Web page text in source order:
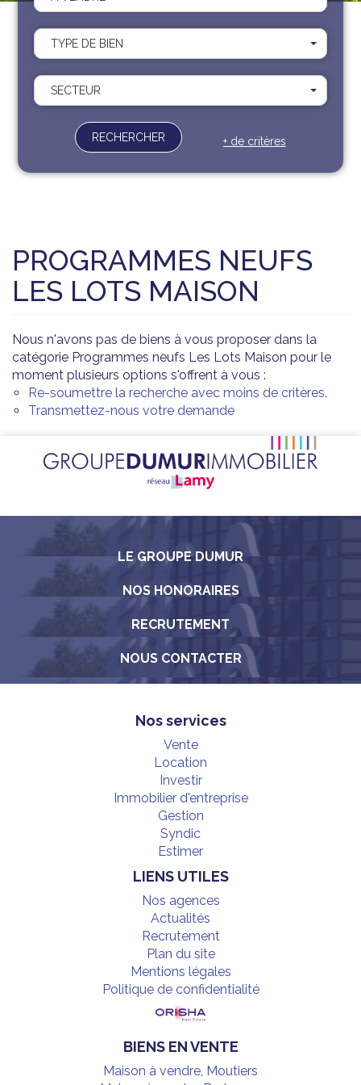
Recrutement
Contact
Documents
TYPE DE BIEN
SECTEUR
RECHERCHER + de critères
PROGRAMMES NEUFS
LES LOTS MAISON
Nous n'avons pas de biens à vous proposer dans la
catégorie Programmes neufs Les Lots Maison pour le
moment plusieurs options s'offrent à vous :
Re-soumettre la recherche avec moins de critères.
Transmettez-nous votre demande
LE GROUPE DUMUR
NOS HONORAIRES
RECRUTEMENT
NOUS CONTACTER
Nos services
Vente
Location
Investir
Immobilier d'entreprise
Gestion
Syndic
Estimer
LIENS UTILES
Nos agences
Actualités
Recrutement
Plan du site
Mentions légales
Politique de confidentialité
BIENS EN VENTE
Maison à vendre, Moutiers